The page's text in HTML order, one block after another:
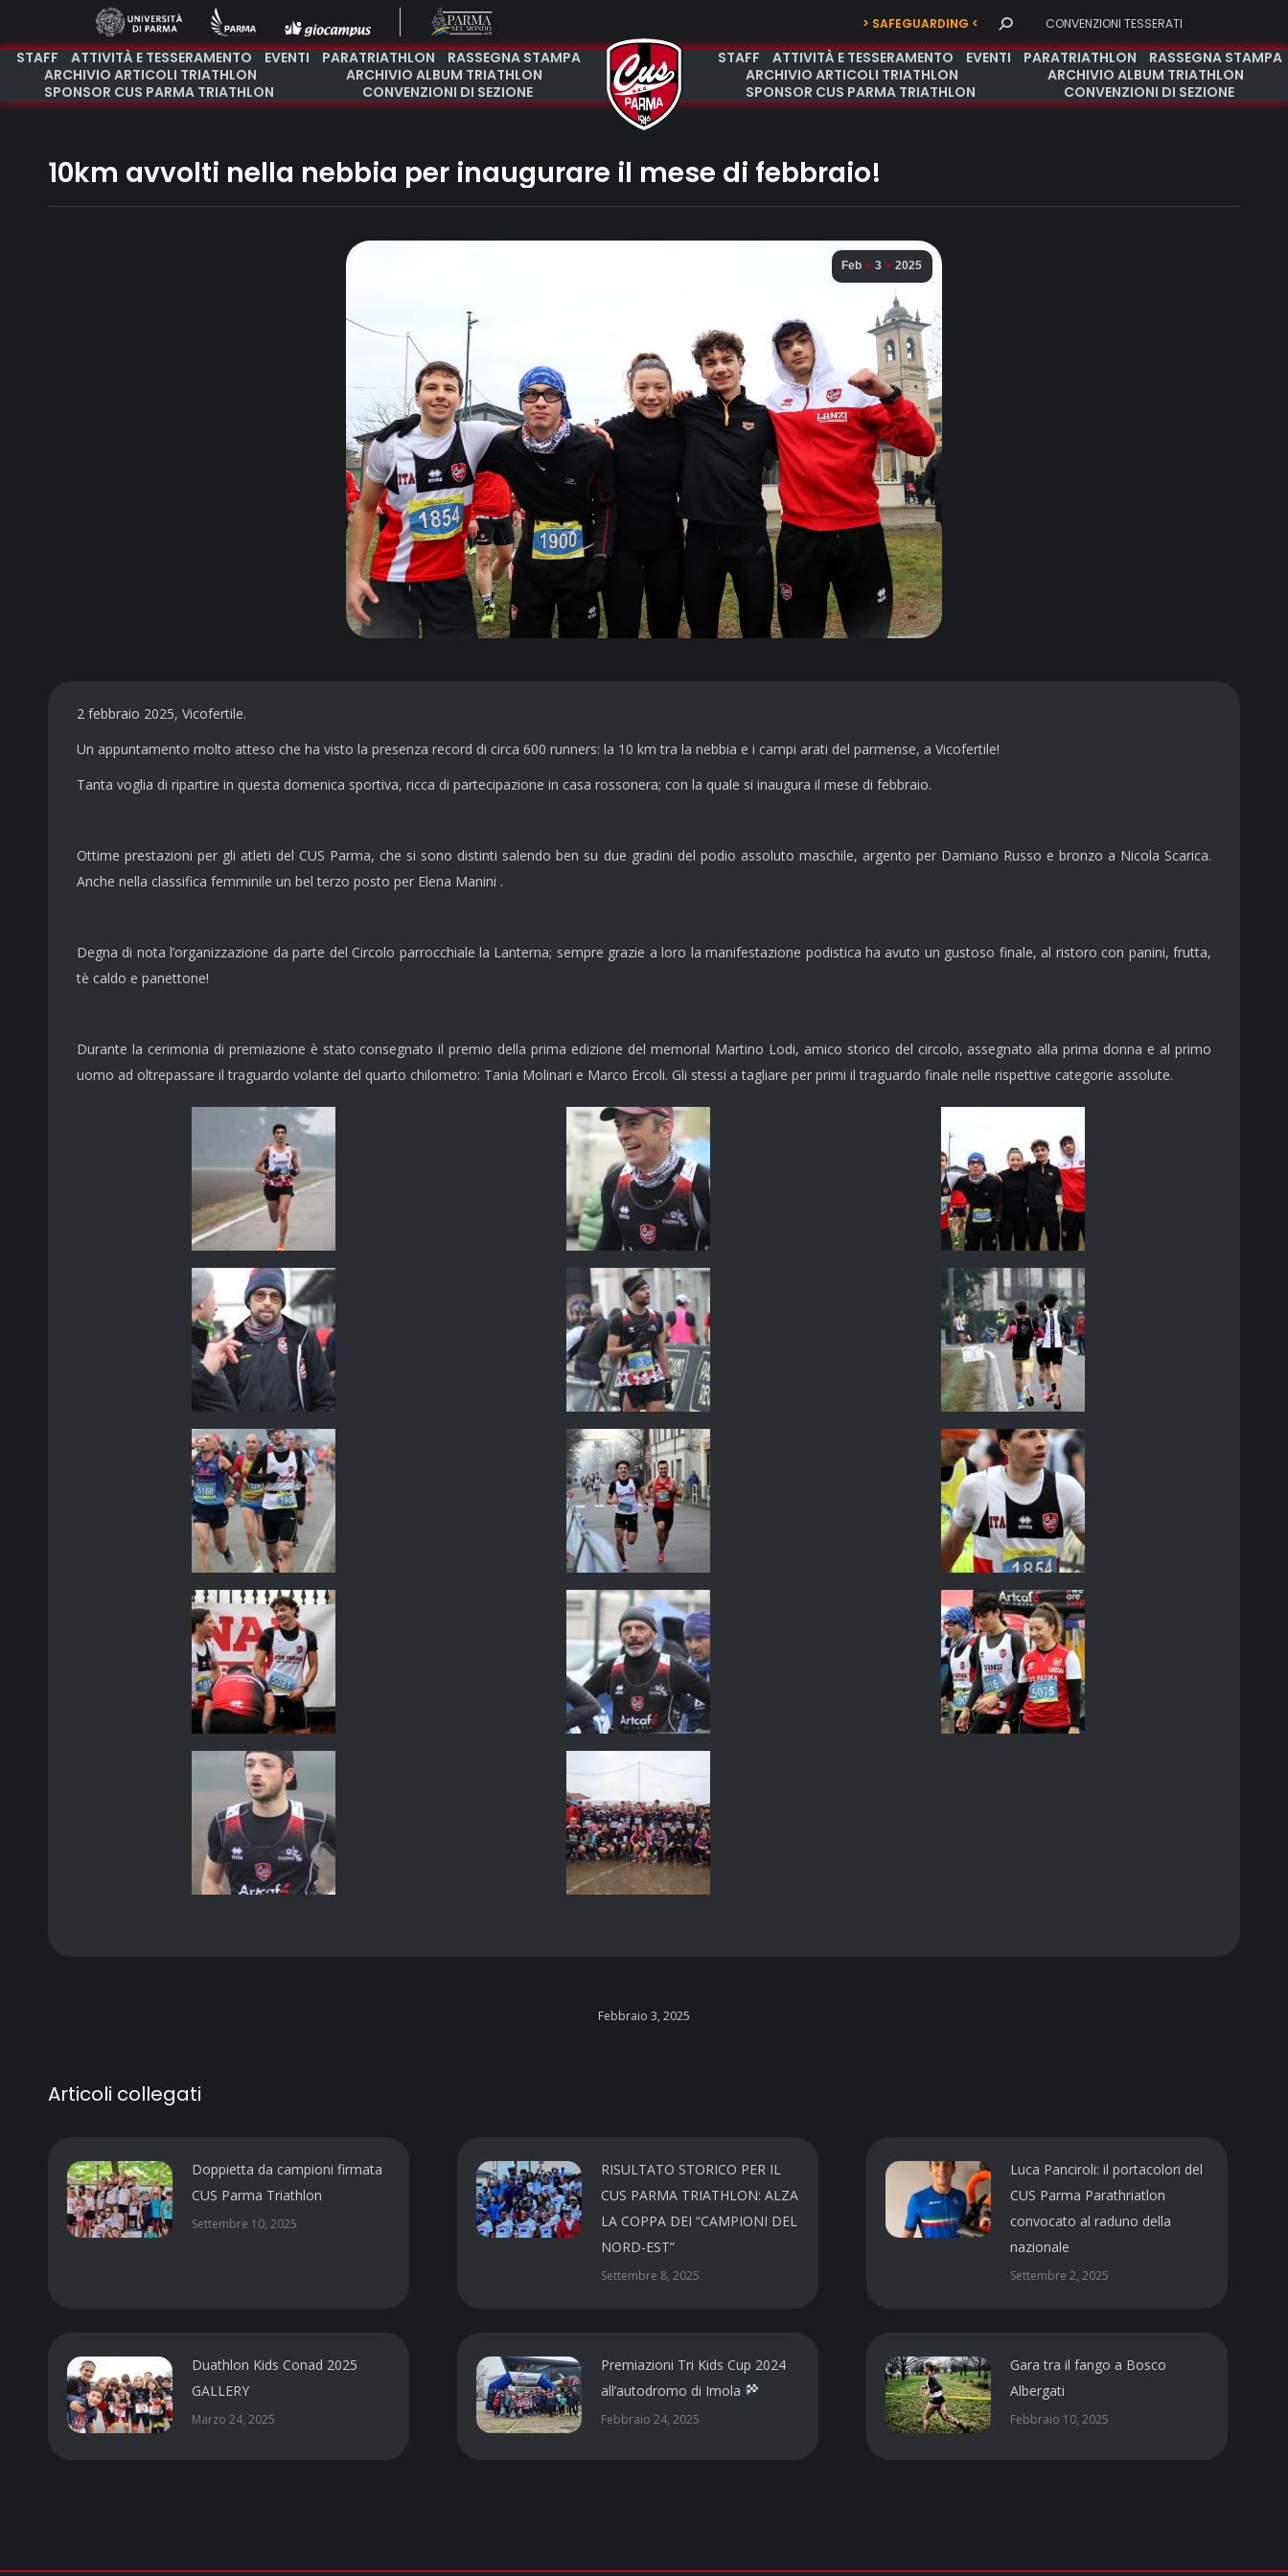
> SAFEGUARDING < Search: CONVENZIONI TESSERATI
STAFF ATTIVITÀ E TESSERAMENTO EVENTI PARATRIATHLON
RASSEGNA STAMPA
ARCHIVIO ARTICOLI TRIATHLON
ARCHIVIO ALBUM TRIATHLON
SPONSOR CUS PARMA TRIATHLON
CONVENZIONI DI SEZIONE
STAFF ATTIVITÀ E TESSERAMENTO EVENTI PARATRIATHLON
RASSEGNA STAMPA
ARCHIVIO ARTICOLI TRIATHLON
ARCHIVIO ALBUM TRIATHLON
SPONSOR CUS PARMA TRIATHLON
CONVENZIONI DI SEZIONE
10km avvolti nella nebbia per inaugurare il mese di febbraio!
Feb 3 2025
2 febbraio 2025, Vicofertile.
Un appuntamento molto atteso che ha visto la presenza record di circa 600 runners: la 10 km tra la nebbia e i campi arati del parmense, a Vicofertile!
Tanta voglia di ripartire in questa domenica sportiva, ricca di partecipazione in casa rossonera; con la quale si inaugura il mese di febbraio.
Ottime prestazioni per gli atleti del CUS Parma, che si sono distinti salendo ben su due gradini del podio assoluto maschile, argento per Damiano Russo e bronzo a Nicola Scarica.
Anche nella classifica femminile un bel terzo posto per Elena Manini .
Degna di nota l’organizzazione da parte del Circolo parrocchiale la Lanterna; sempre grazie a loro la manifestazione podistica ha avuto un gustoso finale, al ristoro con panini, frutta,
tè caldo e panettone!
Durante la cerimonia di premiazione è stato consegnato il premio della prima edizione del memorial Martino Lodi, amico storico del circolo, assegnato alla prima donna e al primo
uomo ad oltrepassare il traguardo volante del quarto chilometro: Tania Molinari e Marco Ercoli. Gli stessi a tagliare per primi il traguardo finale nelle rispettive categorie assolute.
Febbraio 3, 2025
Articoli collegati
Doppietta da campioni firmata
CUS Parma Triathlon
Settembre 10, 2025
RISULTATO STORICO PER IL
CUS PARMA TRIATHLON: ALZA
LA COPPA DEI “CAMPIONI DEL
NORD-EST”
Settembre 8, 2025
Luca Panciroli: il portacolori del
CUS Parma Parathriatlon
convocato al raduno della
nazionale
Settembre 2, 2025
Duathlon Kids Conad 2025
GALLERY
Marzo 24, 2025
Premiazioni Tri Kids Cup 2024
all’autodromo di Imola
Febbraio 24, 2025
Gara tra il fango a Bosco
Albergati
Febbraio 10, 2025